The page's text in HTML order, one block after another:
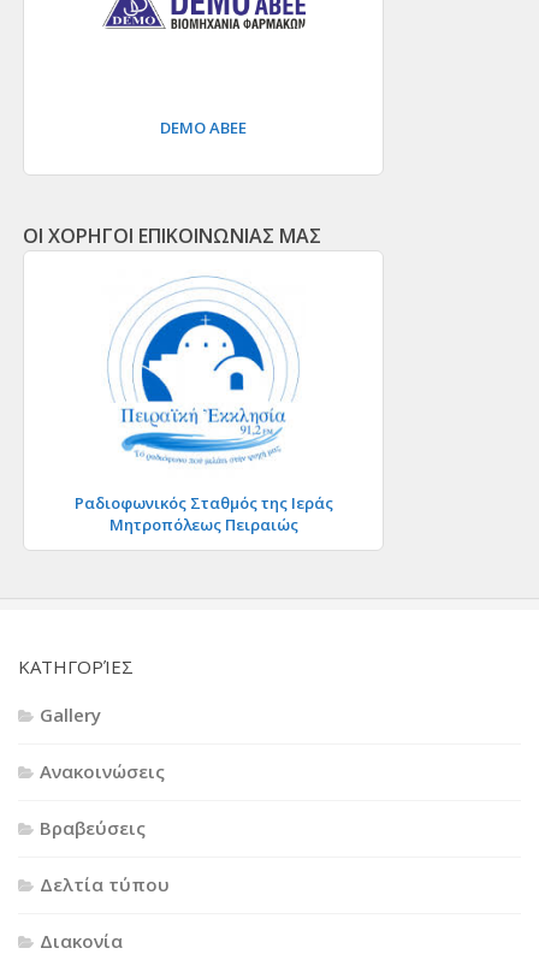
DEMO ΑΒΕΕ
ΟΙ ΧΟΡΗΓΟΙ ΕΠΙΚΟΙΝΩΝΙΑΣ ΜΑΣ
Ραδιοφωνικός Σταθμός της Ιεράς
Μητροπόλεως Πειραιώς
KΑΤΗΓΟΡΊΕΣ
Gallery
Ανακοινώσεις
Βραβεύσεις
Δελτία τύπου
Διακονία